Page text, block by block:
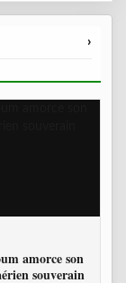
›
amorce son
souverain